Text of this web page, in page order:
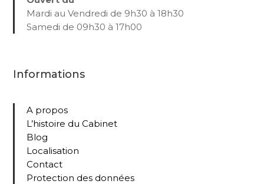
Mardi au Vendredi de 9h30 à 18h30
Samedi de 09h30 à 17h00
Informations
A propos
L’histoire du Cabinet
Blog
Localisation
Contact
Protection des données